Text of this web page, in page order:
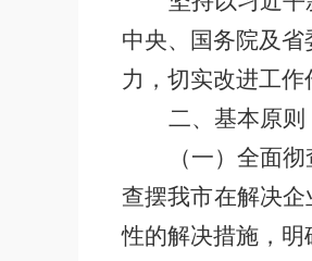
中央、国务院及
力，切实改进工作
二、基本原则
（一）全面
查摆我市在解决
性的解决措施，明